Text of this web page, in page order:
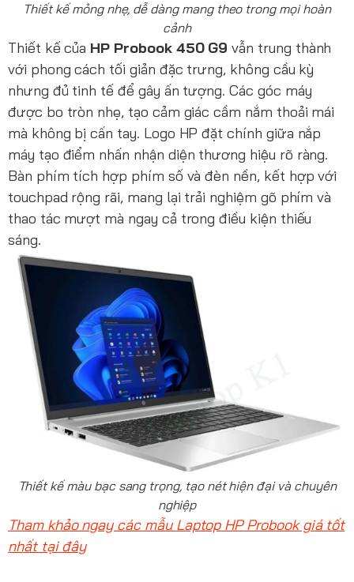
Thiết kế mỏng nhẹ, dễ dàng mang theo trong mọi hoàn
cảnh
Thiết kế của HP Probook 450 G9vẫn trung thành
với phong cách tối giản đặc trưng, không cầu kỳ
nhưng đủ tinh tế để gây ấn tượng. Các góc máy
được bo tròn nhẹ, tạo cảm giác cầm nắm thoải mái
mà không bị cấn tay. Logo HP đặt chính giữa nắp
máy tạo điểm nhấn nhận diện thương hiệu rõ ràng.
Bàn phím tích hợp phím số và đèn nền, kết hợp với
touchpad rộng rãi, mang lại trải nghiệm gõ phím và
thao tác mượt mà ngay cả trong điều kiện thiếu
sáng.
Thiết kế màu bạc sang trọng, tạo nét hiện đại và chuyên
nghiệp
Tham khảo ngay các mẫu Laptop HP Probook giá tốt
nhất tại đây